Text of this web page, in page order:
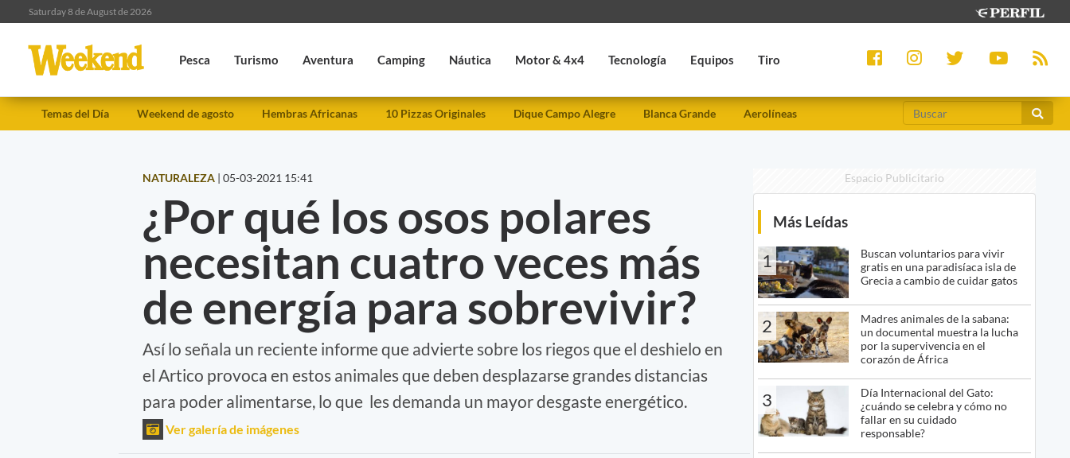
Saturday 8 de August de 2026
Pesca Turismo Aventura Camping Náutica Motor & 4x4 Tecnología Equipos Tiro
Temas del Día Weekend de agosto Hembras Africanas 10 Pizzas Originales Dique Campo Alegre Blanca Grande Aerolíneas
NATURALEZA | 05-03-2021 15:41
¿Por qué los osos polares
necesitan cuatro veces más
de energía para sobrevivir?
Así lo señala un reciente informe que advierte sobre los riegos que el deshielo en
el Artico provoca en estos animales que deben desplazarse grandes distancias
para poder alimentarse, lo que les demanda un mayor desgaste energético.
Ver galería de imágenes
Espacio Publicitario
Más Leídas
1
Buscan voluntarios para vivir
gratis en una paradisíaca isla de
Grecia a cambio de cuidar gatos
2
Madres animales de la sabana:
un documental muestra la lucha
por la supervivencia en el
corazón de África
3
Día Internacional del Gato:
¿cuándo se celebra y cómo no
fallar en su cuidado
responsable?